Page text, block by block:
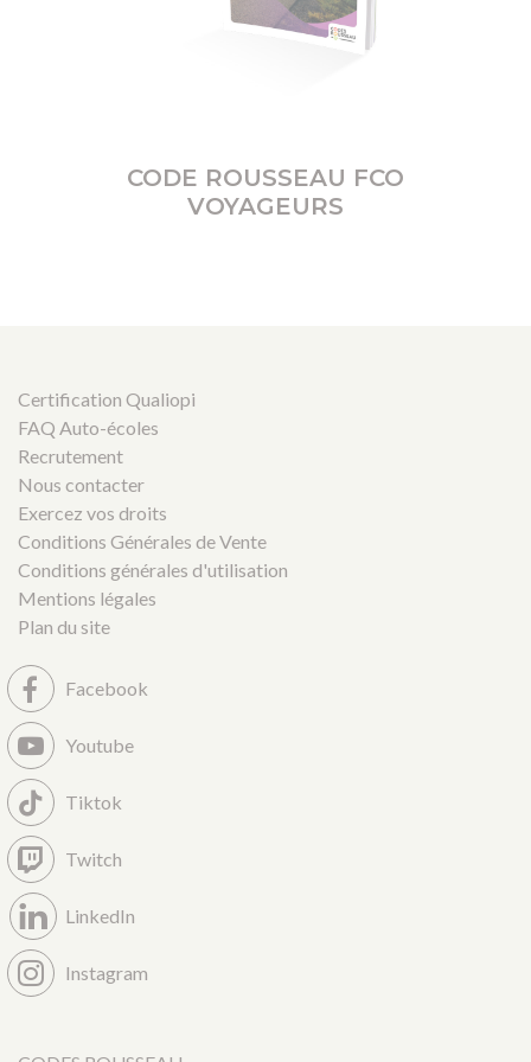
CODE ROUSSEAU FCO
VOYAGEURS
Certification Qualiopi
FAQ Auto-écoles
Recrutement
Nous contacter
Exercez vos droits
Conditions Générales de Vente
Conditions générales d'utilisation
Mentions légales
Plan du site
Facebook
Youtube
Tiktok
Twitch
LinkedIn
Instagram